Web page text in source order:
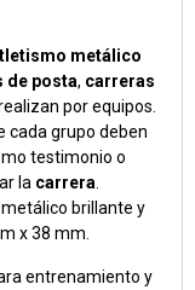
metálico
de posta, carreras
por equipos.
cada grupo deben
testimonio o
la carrera
brillante y
x 38 mm.
entrenamiento y